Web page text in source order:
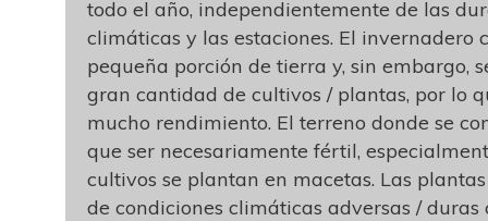
todo el año, independientemente de las
climáticas y las estaciones. El invernadero
pequeña porción de tierra y, sin embargo,
gran cantidad de cultivos / plantas, por lo
mucho rendimiento. El terreno donde se
que ser necesariamente fértil,
cultivos se plantan en macetas. Las
de condiciones climáticas adversas / duras